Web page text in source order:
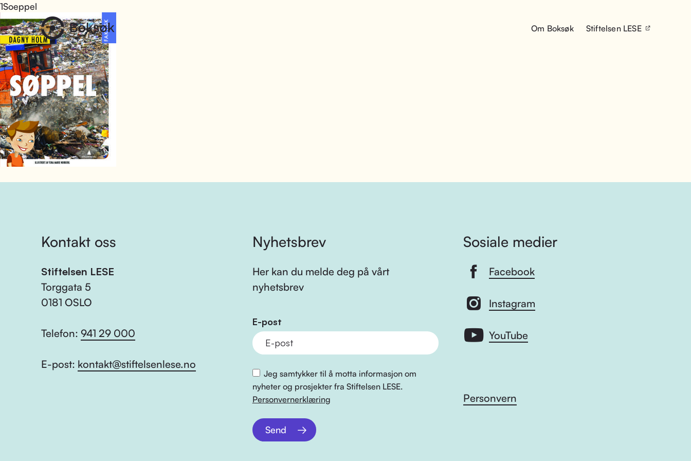
Om Boksøk Stiftelsen LESE
1Soeppel
Kontakt oss
Stiftelsen LESE
Torggata 5
0181 OSLO
Telefon: 941 29 000
E-post: kontakt@stiftelsenlese.no
Nyhetsbrev
Her kan du melde deg på vårt
nyhetsbrev
E-post
Jeg samtykker til å motta informasjon om
nyheter og prosjekter fra Stiftelsen LESE.
Personvernerklæring
Send
Sosiale medier
Facebook
Instagram
YouTube
Personvern